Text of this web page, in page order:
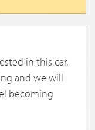
in this car.
and we will
becoming